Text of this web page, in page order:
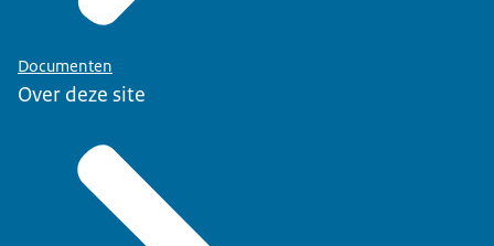
Documenten
Over deze site